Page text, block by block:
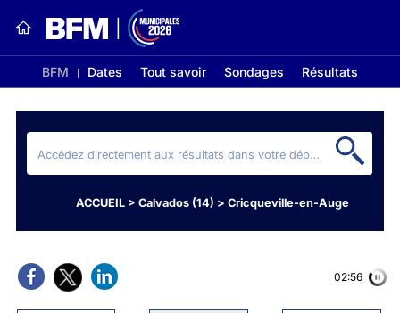
BFM Dates Tout savoir Sondages Résultats
ACCUEIL > Calvados (14) > Cricqueville-en-Auge
02:56